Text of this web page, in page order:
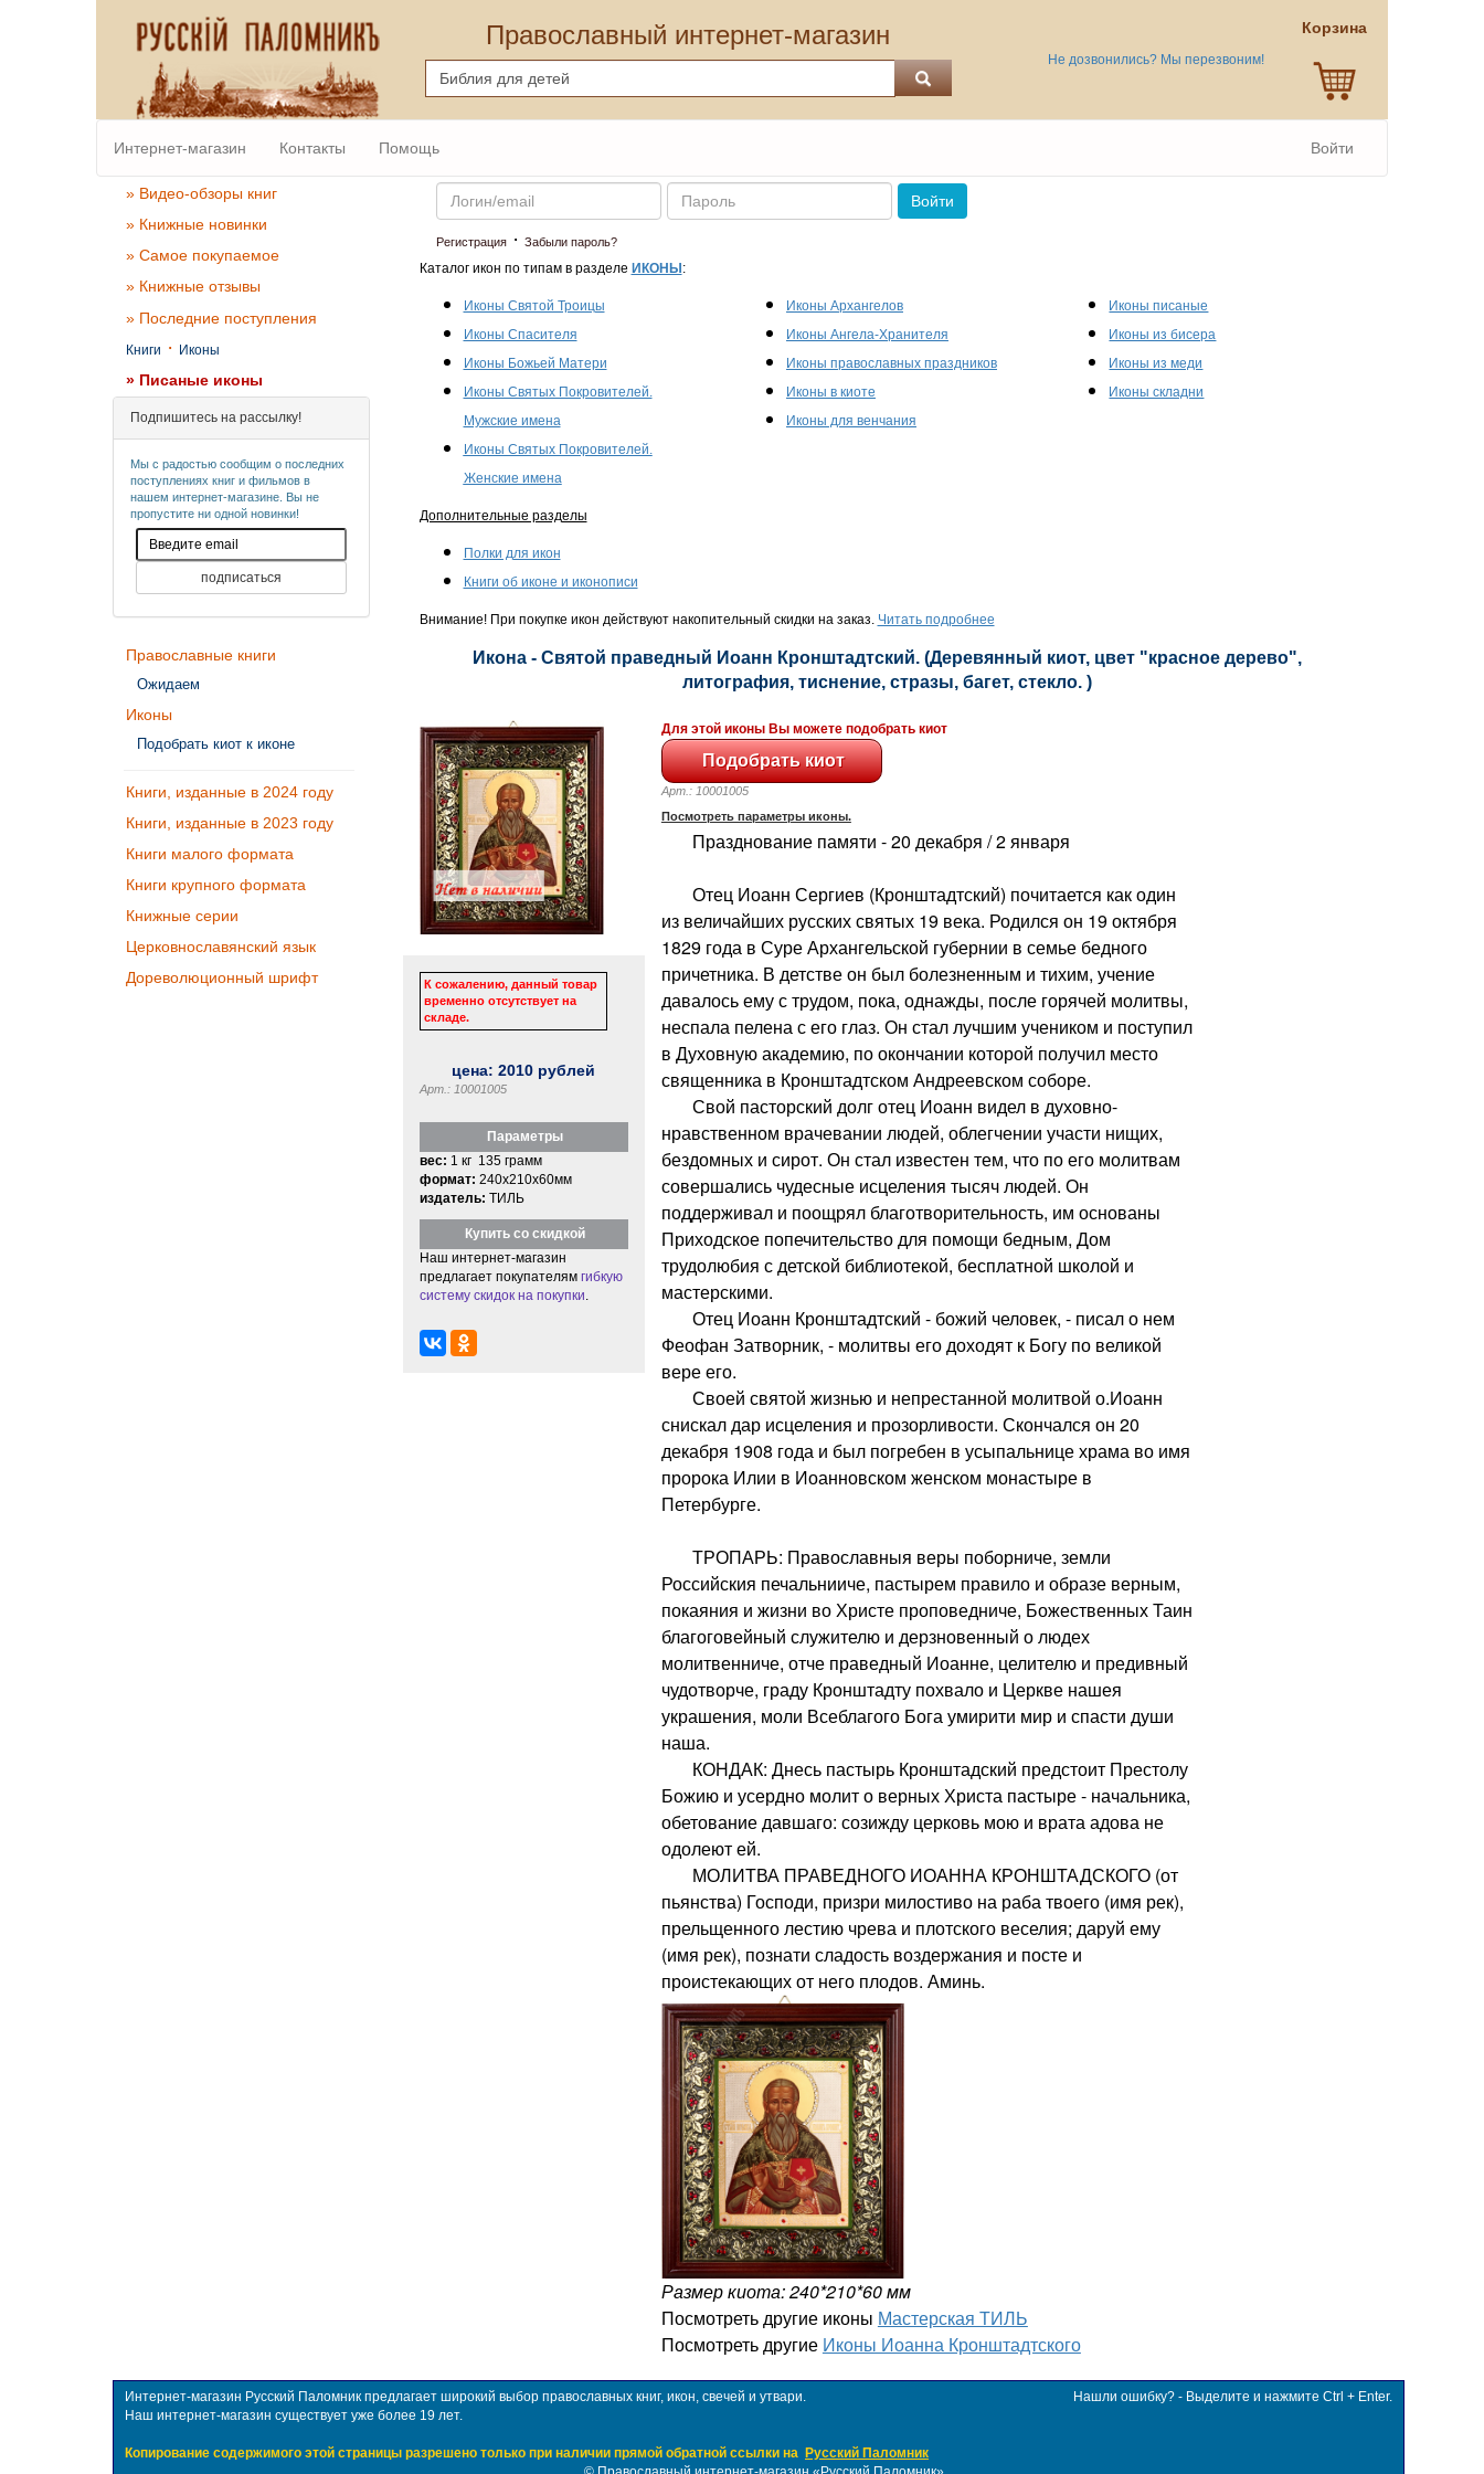
Православный интернет-магазин
Не дозвонились? Мы перезвоним!
Корзина
Интернет-магазин Контакты Помощь Войти
» Видео-обзоры книг
» Книжные новинки
» Самое покупаемое
» Книжные отзывы
» Последние поступления
Книги · Иконы
» Писаные иконы
Подпишитесь на рассылку!
Мы с радостью сообщим о последних
поступлениях книг и фильмов в
нашем интернет-магазине. Вы не
пропустите ни одной новинки!
Православные книги
Ожидаем
Иконы
Подобрать киот к иконе
Книги, изданные в 2024 году
Книги, изданные в 2023 году
Книги малого формата
Книги крупного формата
Книжные серии
Церковнославянский язык
Дореволюционный шрифт
Email Пароль
Войти
Регистрация· Забыли пароль?
Каталог икон по типам в разделе ИКОНЫ :
Иконы Святой Троицы
Иконы Спасителя
Иконы Божьей Матери
Иконы Святых Покровителей.
Мужские имена
Иконы Святых Покровителей.
Женские имена
Иконы Архангелов
Иконы Ангела-Хранителя
Иконы православных праздников
Иконы в киоте
Иконы для венчания
Иконы писаные
Иконы из бисера
Иконы из меди
Иконы складни
Дополнительные разделы
Полки для икон
Книги об иконе и иконописи
Внимание! При покупке икон действуют накопительный скидки на заказ. Читать подробнее
Икона - Святой праведный Иоанн Кронштадтский. (Деревянный киот, цвет "красное дерево",
литография, тиснение, стразы, багет, стекло. )
К сожалению, данный товар
временно отсутствует на
складе.
цена:2010 рублей
Арт.: 10001005
Параметры
вес: 1 кг 135 грамм
формат: 240x210x60мм
издатель: ТИЛЬ
Купить со скидкой
Наш интернет-магазин
предлагает покупателям гибкую
систему скидок на покупки
Для этой иконы Вы можете подобрать киот
Арт.: 10001005
Посмотреть параметры иконы.
Празднование памяти - 20 декабря / 2 января
Отец Иоанн Сергиев (Кронштадтский) почитается как один
из величайших русских святых 19 века. Родился он 19 октября
1829 года в Суре Архангельской губернии в семье бедного
причетника. В детстве он был болезненным и тихим, учение
давалось ему с трудом, пока, однажды, после горячей молитвы,
неспала пелена с его глаз. Он стал лучшим учеником и поступил
в Духовную академию, по окончании которой получил место
священника в Кронштадтском Андреевском соборе.
Свой пасторский долг отец Иоанн видел в духовно-
нравственном врачевании людей, облегчении участи нищих,
бездомных и сирот. Он стал известен тем, что по его молитвам
совершались чудесные исцеления тысяч людей. Он
поддерживал и поощрял благотворительность, им основаны
Приходское попечительство для помощи бедным, Дом
трудолюбия с детской библиотекой, бесплатной школой и
мастерскими.
Отец Иоанн Кронштадтский - божий человек, - писал о нем
Феофан Затворник, - молитвы его доходят к Богу по великой
вере его.
Своей святой жизнью и непрестанной молитвой о.Иоанн
снискал дар исцеления и прозорливости. Скончался он 20
декабря 1908 года и был погребен в усыпальнице храма во имя
пророка Илии в Иоанновском женском монастыре в
Петербурге.
ТРОПАРЬ: Православныя веры поборниче, земли
Российския печальнииче, пастырем правило и образе верным,
покаяния и жизни во Христе проповедниче, Божественных Таин
благоговейный служителю и дерзновенный о людех
молитвенниче, отче праведный Иоанне, целителю и предивный
чудотворче, граду Кронштадту похвало и Церкве нашея
украшения, моли Всеблагого Бога умирити мир и спасти души
наша.
КОНДАК: Днесь пастырь Кронштадский предстоит Престолу
Божию и усердно молит о верных Христа пастыре - начальника,
обетование давшаго: созижду церковь мою и врата адова не
одолеют ей.
МОЛИТВА ПРАВЕДНОГО ИОАННА КРОНШТАДСКОГО (от
пьянства) Господи, призри милостиво на раба твоего (имя рек),
прельщенного лестию чрева и плотского веселия; даруй ему
(имя рек), познати сладость воздержания и посте и
проистекающих от него плодов. Аминь.
Размер киота: 240*210*60 мм
Посмотреть другие иконы Мастерская ТИЛЬ
Посмотреть другие Иконы Иоанна Кронштадтского
Интернет-магазин Русский Паломник предлагает широкий выбор православных книг, икон, свечей и утвари.
Наш интернет-магазин существует уже более 19 лет.
Копирование содержимого этой страницы разрешено только при наличии прямой обратной ссылки на Русский Паломник
Нашли ошибку? - Выделите и нажмите Ctrl + Enter.